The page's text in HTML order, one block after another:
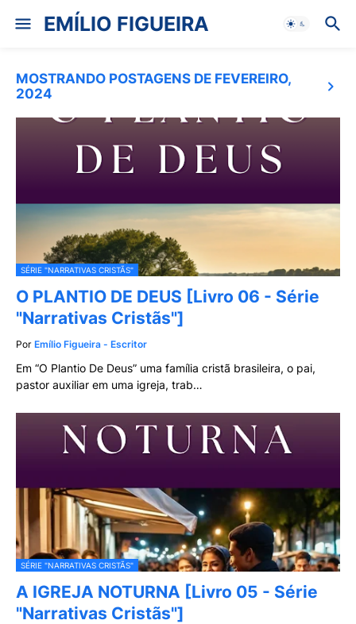
EMÍLIO FIGUEIRA
MOSTRANDO POSTAGENS DE FEVEREIRO,
2024
SÉRIE "NARRATIVAS CRISTÃS"
O PLANTIO DE DEUS [Livro 06 - Série
"Narrativas Cristãs"]
Por Emílio Figueira - Escritor
Em “O Plantio De Deus” uma família cristã brasileira, o pai,
pastor auxiliar em uma igreja, trab…
SÉRIE "NARRATIVAS CRISTÃS"
A IGREJA NOTURNA [Livro 05 - Série
"Narrativas Cristãs"]